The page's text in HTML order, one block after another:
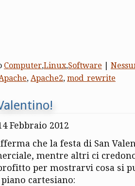
Computer,Linux,Software
, Apache2, mod_rewrite
Febbraio 2012
che la festa di San
mentre altri ci
per mostrarvi cosa si
cartesiano: